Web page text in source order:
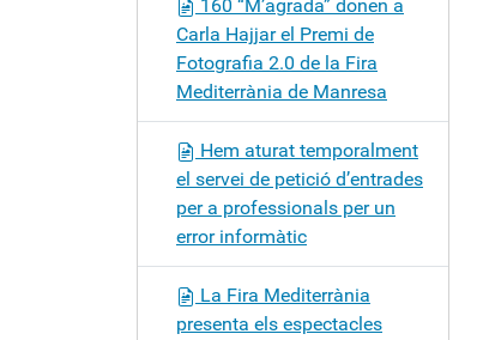
160 “M’agrada” donen a
Carla Hajjar el Premi de
Fotografia 2.0 de la Fira
Mediterrània de Manresa
Hem aturat temporalment
el servei de petició d’entrades
per a professionals per un
error informàtic
La Fira Mediterrània
presenta els espectacles